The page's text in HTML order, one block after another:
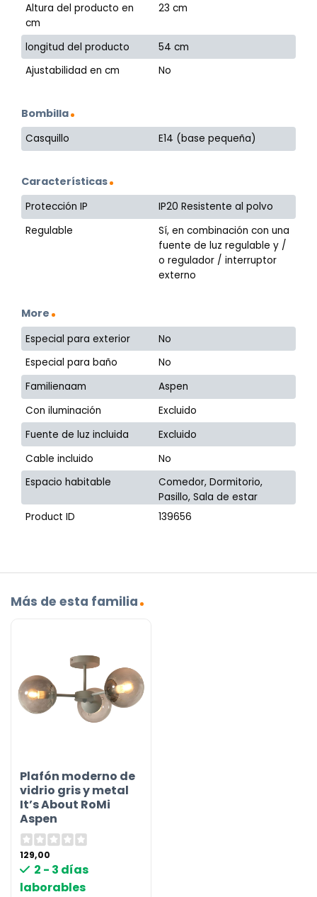
Altura del producto en
cm
23 cm
longitud del producto
54 cm
Ajustabilidad en cm
No
Bombilla
Casquillo E14 (base pequeña)
Características
Protección IP
IP20 Resistente al polvo
Regulable
Sí, en combinación con una
fuente de luz regulable y /
o regulador / interruptor
externo
More
Especial para exterior
No
Especial para baño
No
Familienaam
Aspen
Con iluminación
Excluido
Fuente de luz incluida
Excluido
Cable incluido
No
Espacio habitable
Comedor, Dormitorio,
Pasillo, Sala de estar
Product ID
139656
Más de esta familia
Plafón moderno de
vidrio gris y metal
It’s About RoMi
Aspen
129,00
2 - 3 días
laborables